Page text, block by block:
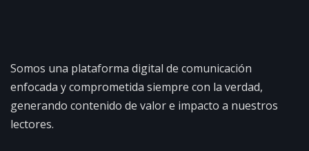
Somos una plataforma digital de comunicación
enfocada y comprometida siempre con la verdad,
generando contenido de valor e impacto a nuestros
lectores.